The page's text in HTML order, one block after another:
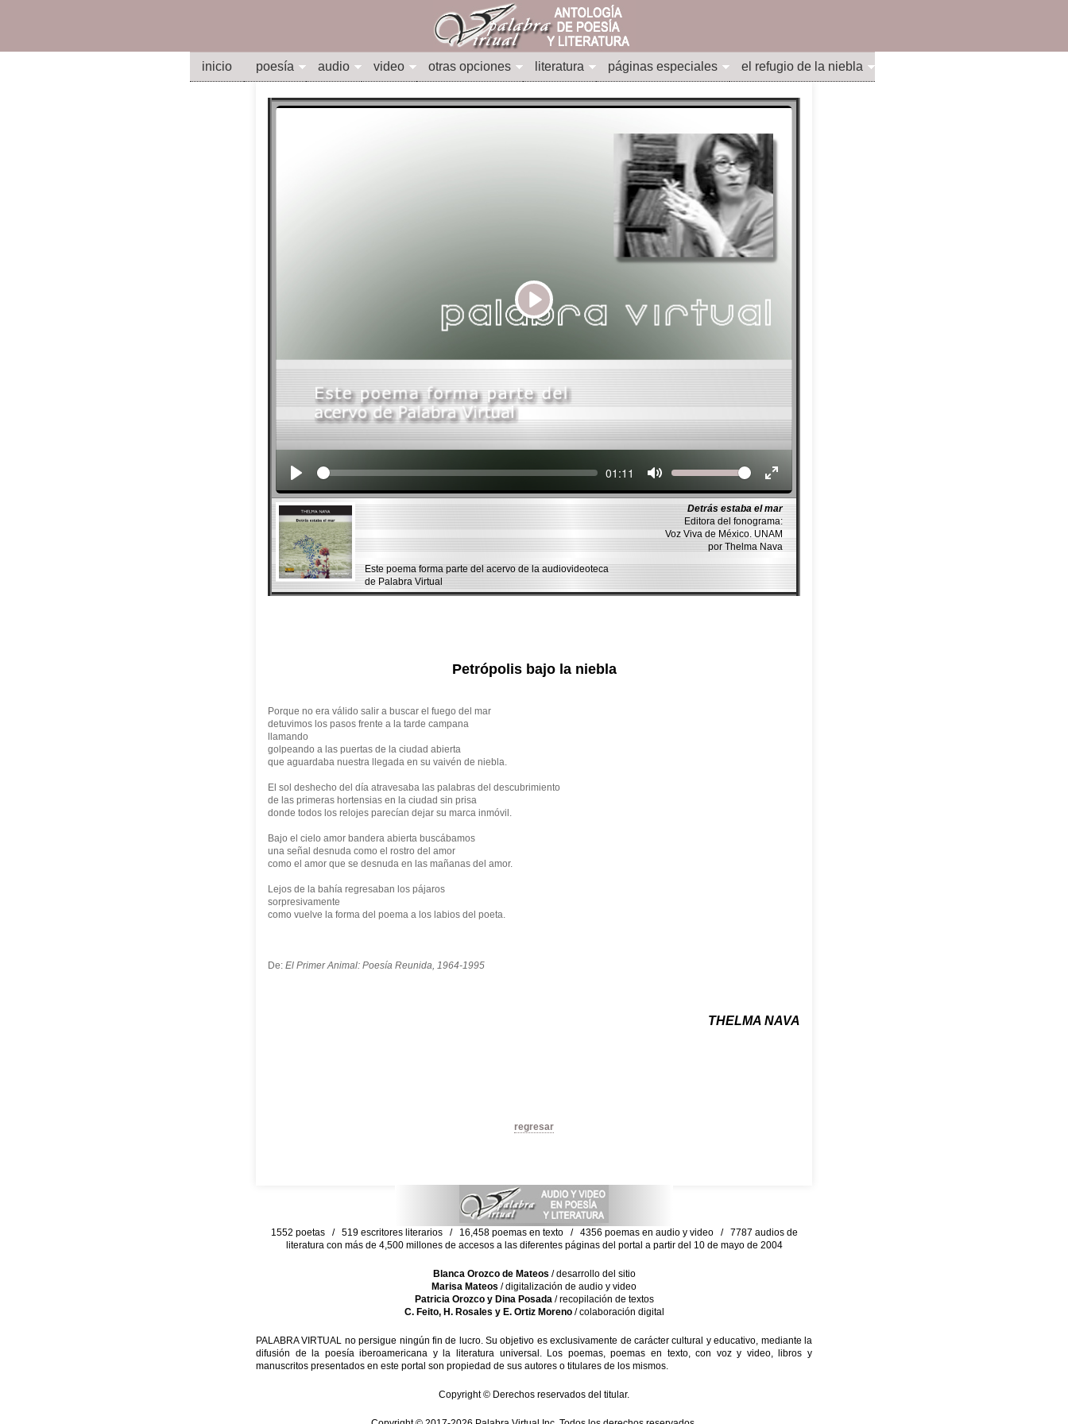
inicio poesía audio video otras opciones literatura páginas especiales el refugio de la niebla
Play
Seek Current
01:11 Volume
Detrás estaba el mar
Editora del fonograma:
Voz Viva de México. UNAM
por Thelma Nava
Este poema forma parte del acervo de la audiovideoteca
de Palabra Virtual
Petrópolis bajo la niebla
Porque no era válido salir a buscar el fuego del mar
detuvimos los pasos frente a la tarde campana
llamando
golpeando a las puertas de la ciudad abierta
que aguardaba nuestra llegada en su vaivén de niebla.
El sol deshecho del día atravesaba las palabras del descubrimiento
de las primeras hortensias en la ciudad sin prisa
donde todos los relojes parecían dejar su marca inmóvil.
Bajo el cielo amor bandera abierta buscábamos
una señal desnuda como el rostro del amor
como el amor que se desnuda en las mañanas del amor.
Lejos de la bahía regresaban los pájaros
sorpresivamente
como vuelve la forma del poema a los labios del poeta.
De: El Primer Animal: Poesía Reunida, 1964-1995
THELMA NAVA
regresar
1552 poetas / 519 escritores literarios / 16,458 poemas en texto / 4356 poemas en audio y video / 7787 audios de
literatura con más de 4,500 millones de accesos a las diferentes páginas del portal a partir del 10 de mayo de 2004
Blanca Orozco de Mateos / desarrollo del sitio
Marisa Mateos / digitalización de audio y video
Patricia Orozco y Dina Posada/ recopilación de textos
C. Feito, H. Rosales y E. Ortiz Moreno/ colaboración digital
PALABRA VIRTUAL no persigue ningún fin de lucro. Su objetivo es exclusivamente de carácter cultural y educativo, mediante la
difusión de la poesía iberoamericana y la literatura universal. Los poemas, poemas en texto, con voz y video, libros y
manuscritos presentados en este portal son propiedad de sus autores o titulares de los mismos.
Copyright © Derechos reservados del titular.